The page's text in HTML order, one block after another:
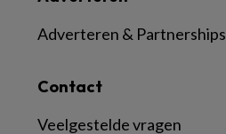
Contact
Veelgestelde vragen
Adverteren & Partnerships